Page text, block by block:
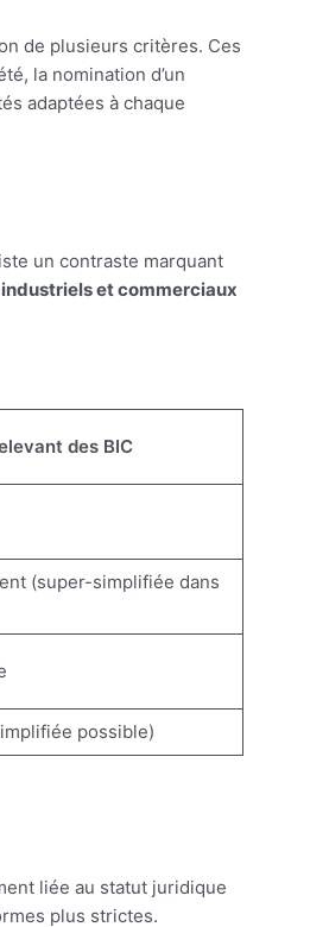
de plusieurs critères. Ces
la nomination d’un
adaptées à chaque
un contraste marquant
et commerciaux
des BIC
(super-simplifiée dans
possible)
liée au statut juridique
plus strictes.